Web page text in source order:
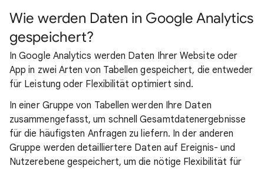
Wie werden Daten in Google Analytics
gespeichert?
In Google Analytics werden Daten Ihrer Website oder
App in zwei Arten von Tabellen gespeichert, die entweder
für Leistung oder Flexibilität optimiert sind.
In einer Gruppe von Tabellen werden Ihre Daten
zusammengefasst, um schnell Gesamtdatenergebnisse
für die häufigsten Anfragen zu liefern. In der anderen
Gruppe werden detailliertere Daten auf Ereignis- und
Nutzerebene gespeichert, um die nötige Flexibilität für